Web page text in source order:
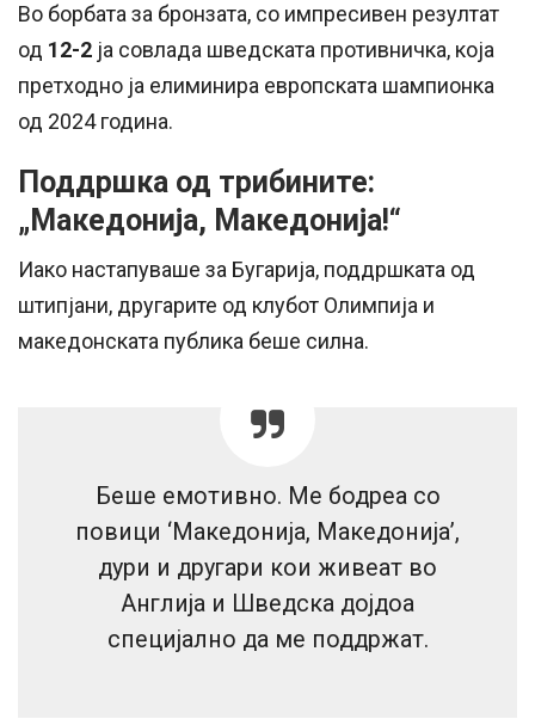
Во борбата за бронзата, со импресивен резултат
од 12-2 ја совлада шведската противничка, која
претходно ја елиминира европската шампионка
од 2024 година.
Поддршка од трибините:
„Македонија, Македонија!“
Иако настапуваше за Бугарија, поддршката од
штипјани, другарите од клубот Олимпија и
македонската публика беше силна.
Беше емотивно. Ме бодреа со
повици ‘Македонија, Македонија’,
дури и другари кои живеат во
Англија и Шведска дојдоа
специјално да ме поддржат.